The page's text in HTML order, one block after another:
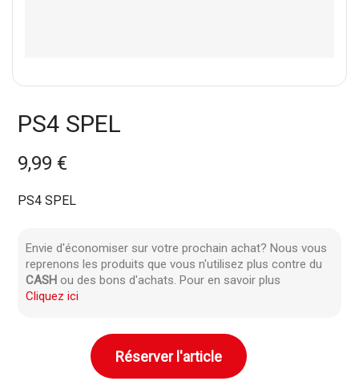
PS4 SPEL
9,99 €
PS4 SPEL
Envie d'économiser sur votre prochain achat? Nous vous
reprenons les produits que vous n'utilisez plus contre du
CASH ou des bons d'achats. Pour en savoir plus
Cliquez ici
Réserver l'article